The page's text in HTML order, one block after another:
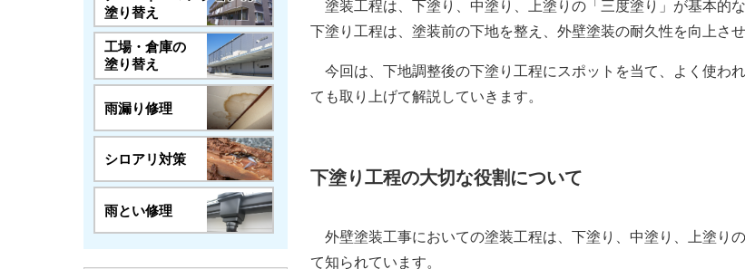
塗り替え
工場・倉庫の
塗り替え
雨漏り修理
シロアリ対策
雨とい修理
塗装工程は、下塗り、中塗り、上塗りの「三度塗り」が基本的な
下塗り工程は、塗装前の下地を整え、外壁塗装の耐久性を向上さ
今回は、下地調整後の下塗り工程にスポットを当て、よく使わ
ても取り上げて解説していきます。
下塗り工程の大切な役割について
外壁塗装工事においての塗装工程は、下塗り、中塗り、上塗り
て知られています。